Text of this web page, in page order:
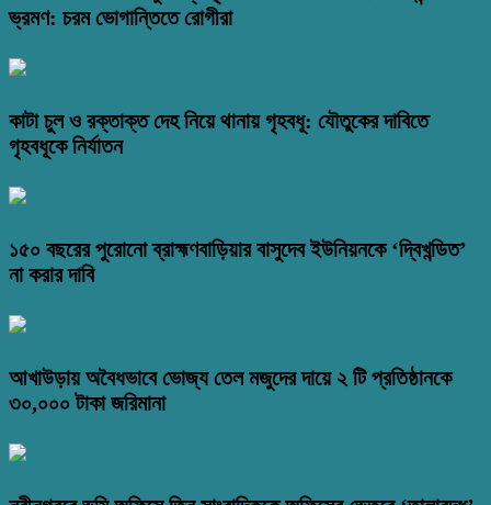
ভ্রমণ: চরম ভোগান্তিতে রোগীরা
কাটা চুল ও রক্তাক্ত দেহ নিয়ে থানায় গৃহবধূ: যৌতুকের দাবিতে
গৃহবধূকে নির্যাতন
১৫০ বছরের পুরোনো ব্রাহ্মণবাড়িয়ার বাসুদেব ইউনিয়নকে ‘দ্বিখন্ডিত’
না করার দাবি
আখাউড়ায় অবৈধভাবে ভোজ্য তেল মজুদের দায়ে ২ টি প্রতিষ্ঠানকে
৩০,০০০ টাকা জরিমানা